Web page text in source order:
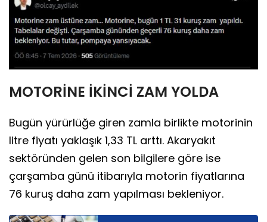
MOTORİNE İKİNCİ ZAM YOLDA
Bugün yürürlüğe giren zamla birlikte motorinin
litre fiyatı yaklaşık 1,33 TL arttı. Akaryakıt
sektöründen gelen son bilgilere göre ise
çarşamba günü itibarıyla motorin fiyatlarına
76 kuruş daha zam yapılması bekleniyor.